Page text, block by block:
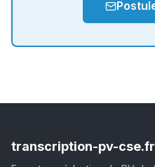
transcription-pv-cse.fr